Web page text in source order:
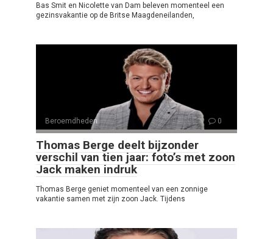
Bas Smit en Nicolette van Dam beleven momenteel een
gezinsvakantie op de Britse Maagdeneilanden,
Beroemdheden 0
Thomas Berge deelt bijzonder
verschil van tien jaar: foto’s met zoon
Jack maken indruk
Thomas Berge geniet momenteel van een zonnige
vakantie samen met zijn zoon Jack. Tijdens